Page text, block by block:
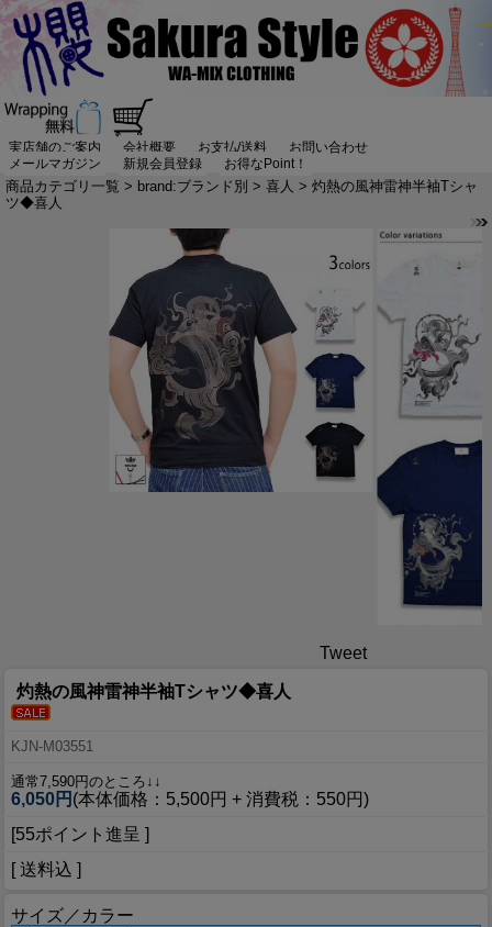
実店舗のご案内 会社概要 お支払/送料
お問い合わせ
メールマガジン
新規会員登録 お得なPoint！
商品カテゴリ一覧 > brand:ブランド別 > 喜人 > 灼熱の風神雷神半袖Tシャ
ツ◆喜人
Tweet
灼熱の風神雷神半袖Tシャツ◆喜人
KJN-M03551
通常7,590円のところ↓↓
6,050円 (本体価格：5,500円 + 消費税：550円)
[55ポイント進呈 ]
[ 送料込 ]
サイズ／カラー